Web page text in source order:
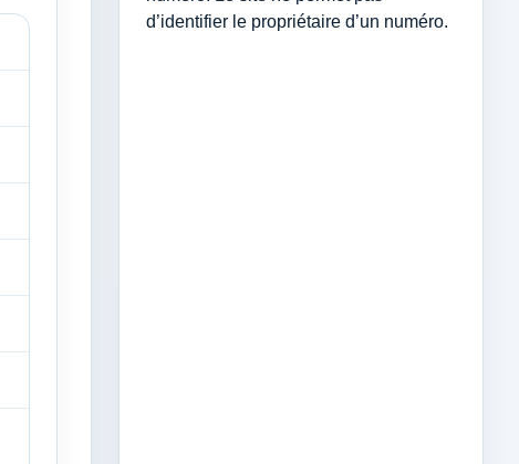
d’identifier le propriétaire d’un numéro.